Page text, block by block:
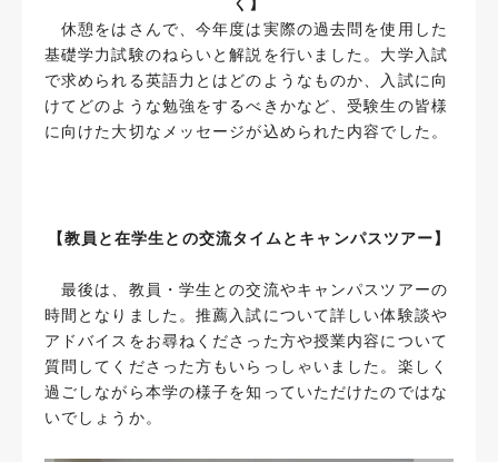
休憩をはさんで、今年度は実際の過去問を使用した
基礎学力試験のねらいと解説を行いました。大学入試
で求められる英語力とはどのようなものか、入試に向
けてどのような勉強をするべきかなど、受験生の皆様
に向けた大切なメッセージが込められた内容でした。
【教員と在学生との交流タイムとキャンパスツアー】
最後は、教員・学生との交流やキャンパスツアーの
時間となりました。推薦入試について詳しい体験談や
アドバイスをお尋ねくださった方や授業内容について
質問してくださった方もいらっしゃいました。楽しく
過ごしながら本学の様子を知っていただけたのではな
いでしょうか。